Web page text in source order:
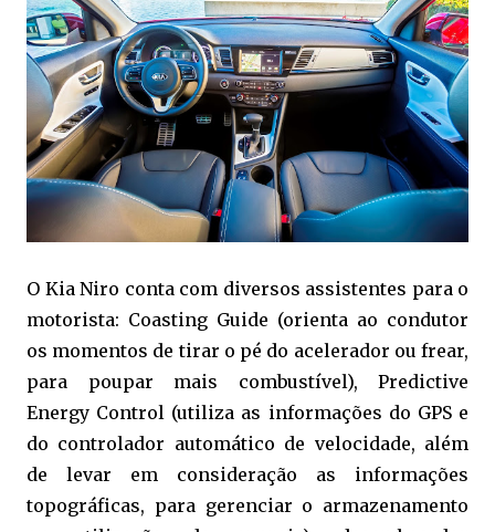
O Kia Niro conta com diversos assistentes para o
motorista: Coasting Guide (orienta ao condutor
os momentos de tirar o pé do acelerador ou frear,
para poupar mais combustível), Predictive
Energy Control (utiliza as informações do GPS e
do controlador automático de velocidade, além
de levar em consideração as informações
topográficas, para gerenciar o armazenamento